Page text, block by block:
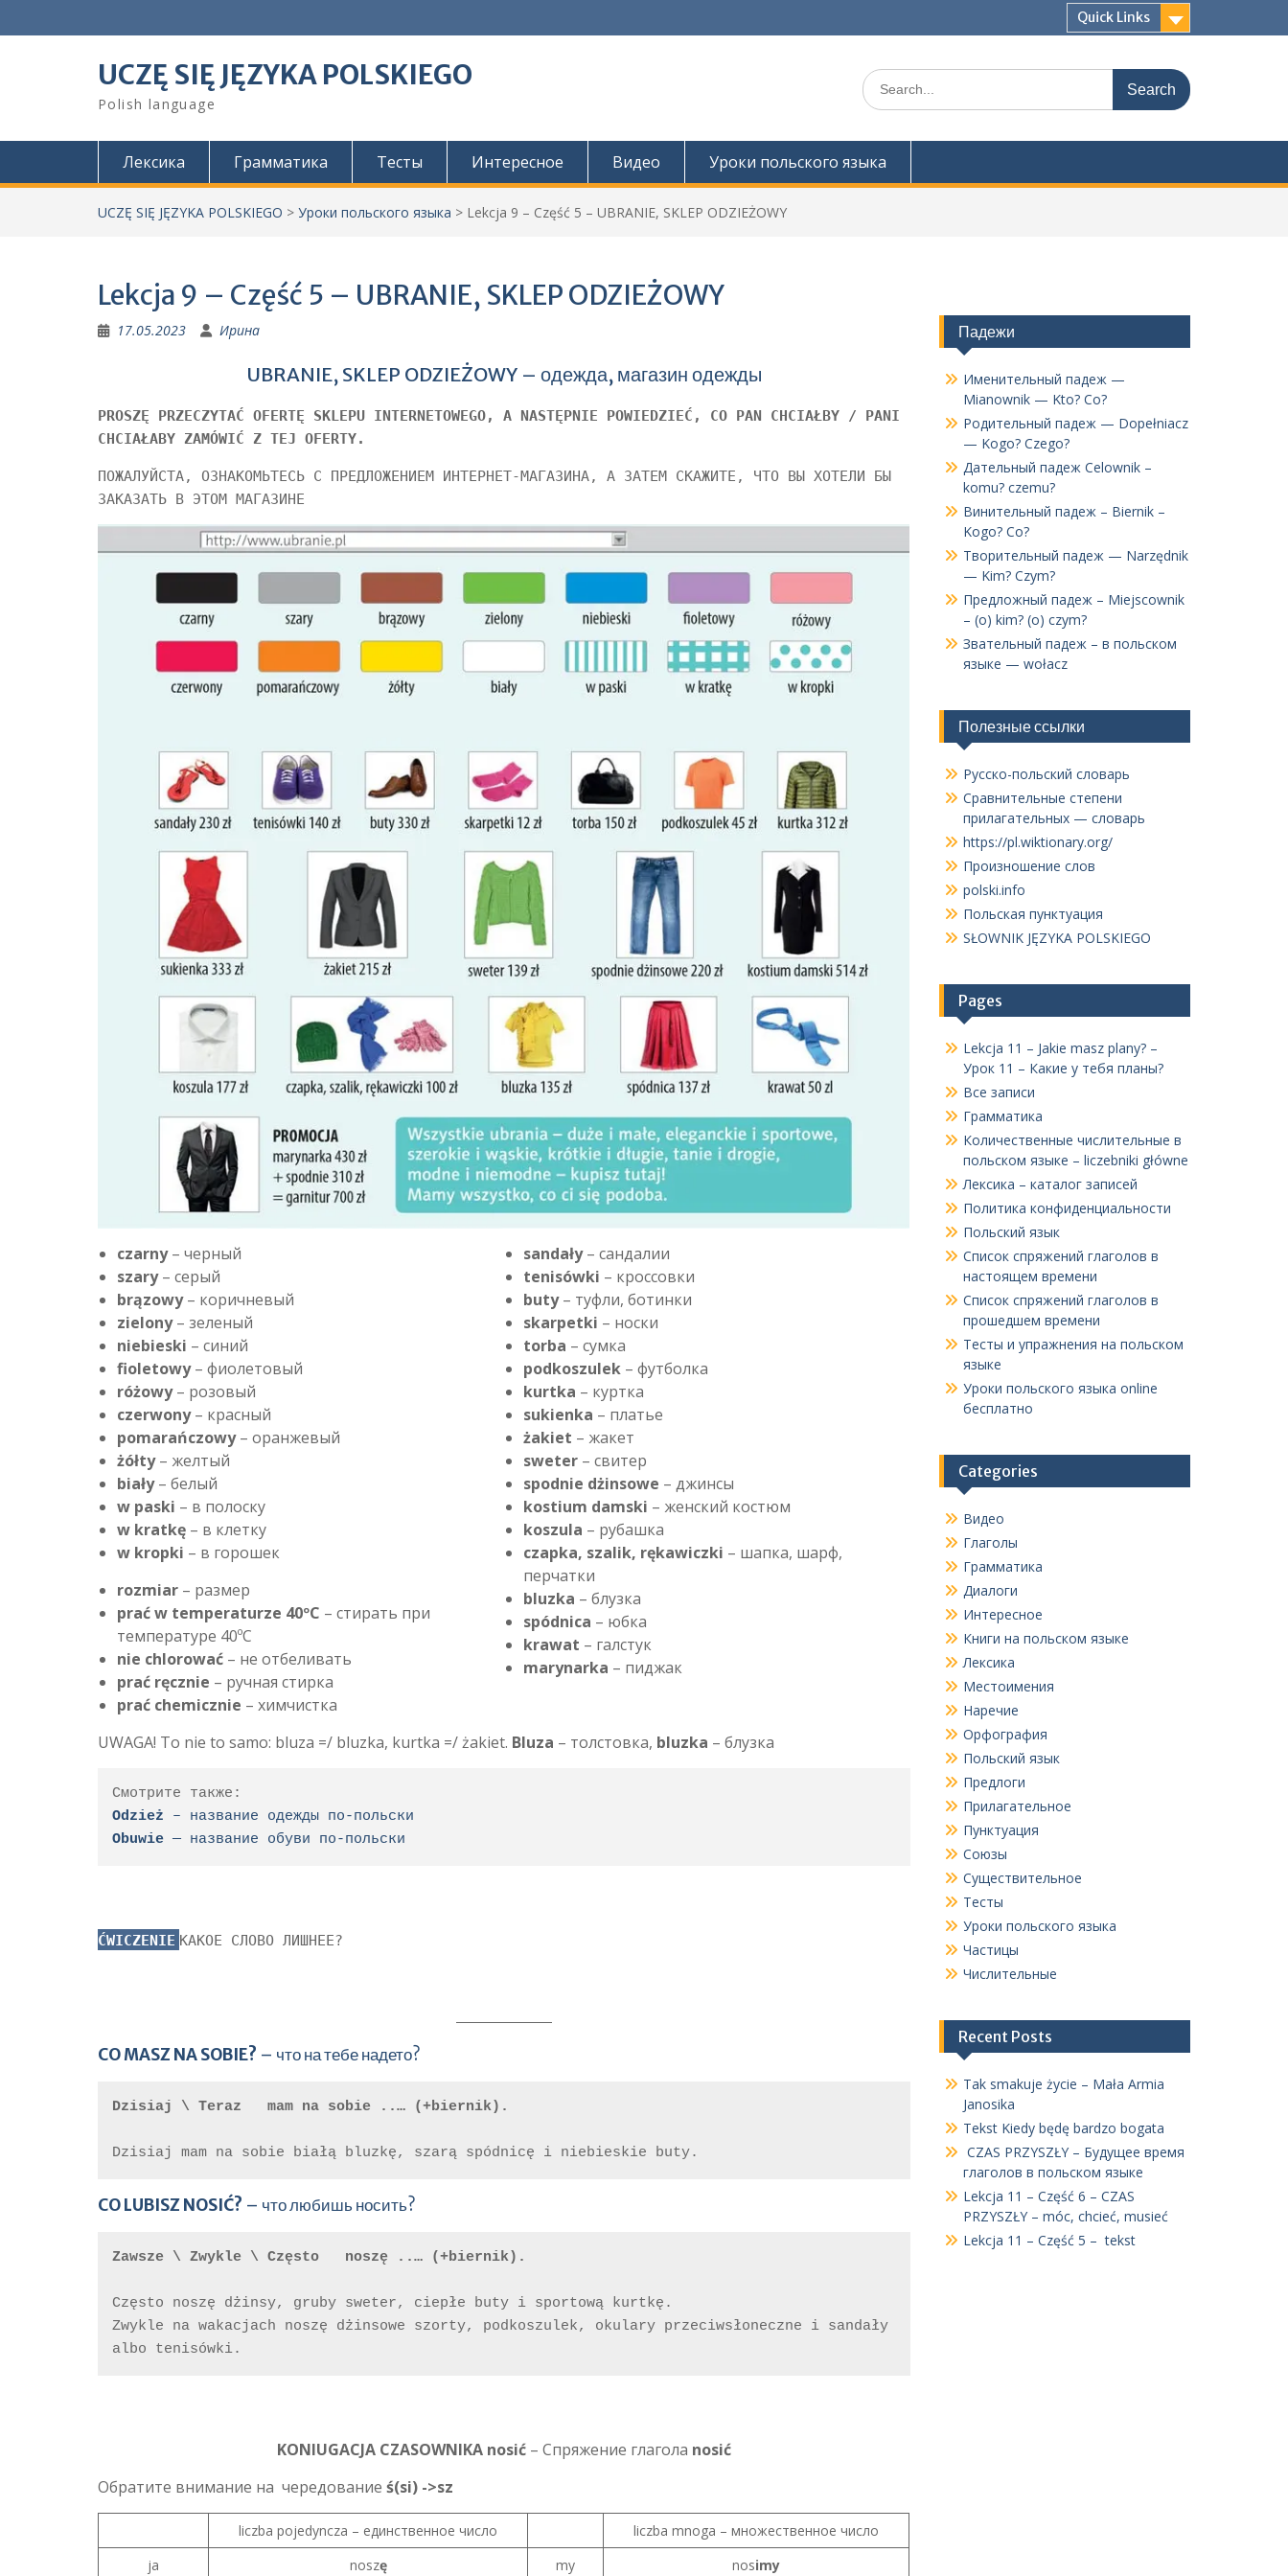
Quick Links
UCZĘ SIĘ JĘZYKA POLSKIEGO
Polish language
Search
for:
Лексика Грамматика Тесты Интересное Видео Уроки польского языка
UCZĘ SIĘ JĘZYKA POLSKIEGO > Уроки польского языка > Lekcja 9 – Część 5 – UBRANIE, SKLEP ODZIEŻOWY
Lekcja 9 – Część 5 – UBRANIE, SKLEP ODZIEŻOWY
17.05.2023 Ирина
UBRANIE, SKLEP ODZIEŻOWY – одежда, магазин одежды
PROSZĘ PRZECZYTAĆ OFERTĘ SKLEPU INTERNETOWEGO, A NASTĘPNIE POWIEDZIEĆ, CO PAN CHCIAŁBY / PANI
CHCIAŁABY ZAMÓWIĆ Z TEJ OFERTY.
ПОЖАЛУЙСТА, ОЗНАКОМЬТЕСЬ С ПРЕДЛОЖЕНИЕМ ИНТЕРНЕТ-МАГАЗИНА, А ЗАТЕМ СКАЖИТЕ, ЧТО ВЫ ХОТЕЛИ БЫ
ЗАКАЗАТЬ В ЭТОМ МАГАЗИНЕ
czarny– черный
szary– серый
brązowy– коричневый
zielony– зеленый
niebieski – синий
fioletowy– фиолетовый
różowy– розовый
czerwony– красный
pomarańczowy– оранжевый
żółty– желтый
biały– белый
w paski – в полоску
w kratkę – в клетку
w kropki – в горошек
rozmiar – размер
prać w temperaturze 40ºC – стирать при
температуре 40ºC
nie chlorować – не отбеливать
prać ręcznie – ручная стирка
prać chemicznie – химчистка
sandały– сандалии
tenisówki – кроссовки
buty– туфли, ботинки
skarpetki – носки
torba – сумка
podkoszulek – футболка
kurtka – куртка
sukienka – платье
żakiet – жакет
sweter – свитер
spodnie dżinsowe – джинсы
kostium damski – женский костюм
koszula – рубашка
czapka, szalik, rękawiczki – шапка, шарф,
перчатки
bluzka – блузка
spódnica – юбка
krawat – галстук
marynarka – пиджак
UWAGA! To nie to samo: bluza =/ bluzka, kurtka =/ żakiet. Bluza – толстовка, bluzka – блузка
Odzież – название одежды по-польски
Obuwie — название обуви по-польски
ĆWICZENIE КАКОЕ СЛОВО ЛИШНЕЕ?
CO MASZ NA SOBIE? – что на тебе надето?
Dzisiaj \ Teraz   mam na sobie ..… (+biernik).
Dzisiaj mam na sobie białą bluzkę, szarą spódnicę i niebieskie buty.
CO LUBISZ NOSIĆ? – что любишь носить?
Zawsze \ Zwykle \ Często   noszę ..… (+biernik).
Często noszę dżinsy, gruby sweter, ciepłe buty i sportową kurtkę.
Zwykle na wakacjach noszę dżinsowe szorty, podkoszulek, okulary przeciwsłoneczne i sandały
albo tenisówki.
KONIUGACJA CZASOWNIKA nosić– Спряжение глагола nosić
Обратите внимание на чередование ś(si) ->sz
liczba pojedyncza – единственное число
liczba mnoga – множественное число
ja
noszę my nosimy
Падежи
Именительный падеж —
Mianownik — Kto? Co?
Родительный падеж — Dopełniacz
— Kogo? Czego?
Дательный падеж Celownik –
komu? czemu?
Винительный падеж – Biernik –
Kogo? Co?
Творительный падеж — Narzędnik
— Kim? Czym?
Предложный падеж – Miejscownik
– (o) kim? (o) czym?
Звательный падеж – в польском
языке — wołacz
Полезные ссылки
Русско-польский словарь
Сравнительные степени
прилагательных — словарь
https://pl.wiktionary.org/
Произношение слов
polski.info
Польская пунктуация
SŁOWNIK JĘZYKA POLSKIEGO
Pages
Lekcja 11 – Jakie masz plany? –
Урок 11 – Какие у тебя планы?
Все записи
Грамматика
Количественные числительные в
польском языке – liczebniki główne
Лексика – каталог записей
Политика конфиденциальности
Польский язык
Список спряжений глаголов в
настоящем времени
Список спряжений глаголов в
прошедшем времени
Тесты и упражнения на польском
языке
Уроки польского языка online
бесплатно
Categories
Видео
Глаголы
Грамматика
Диалоги
Интересное
Книги на польском языке
Лексика
Местоимения
Наречие
Орфография
Польский язык
Предлоги
Прилагательное
Пунктуация
Союзы
Существительное
Тесты
Уроки польского языка
Частицы
Числительные
Recent Posts
Tak smakuje życie – Mała Armia
Janosika
Tekst Kiedy będę bardzo bogata
CZAS PRZYSZŁY – Будущее время
глаголов в польском языке
Lekcja 11 – Część 6 – CZAS
PRZYSZŁY – móc, chcieć, musieć
Lekcja 11 – Część 5 – tekst